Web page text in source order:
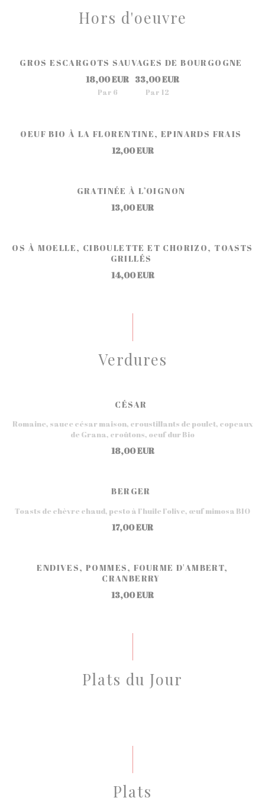
Hors d'oeuvre
GROS ESCARGOTS SAUVAGES DE BOURGOGNE
18,00 EUR
Par 6
33,00 EUR
Par 12
OEUF BIO À LA FLORENTINE, EPINARDS FRAIS
12,00 EUR
GRATINÉE À L’OIGNON
13,00 EUR
OS À MOELLE, CIBOULETTE ET CHORIZO, TOASTS
GRILLÉS
14,00 EUR
Verdures
CÉSAR
Romaine, sauce césar maison, croustillants de poulet, copeaux
de Grana, croûtons, oeuf dur Bio
18,00 EUR
BERGER
Toasts de chèvre chaud, pesto à l’huile l’olive, œuf mimosa BIO
17,00 EUR
ENDIVES, POMMES, FOURME D'AMBERT,
CRANBERRY
13,00 EUR
Plats du Jour
Plats